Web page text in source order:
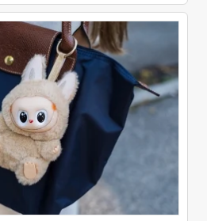
w Polsce: kortów przybywa
szybciej. Sprawdziłam, co
pieniądze i komu taka rakieta